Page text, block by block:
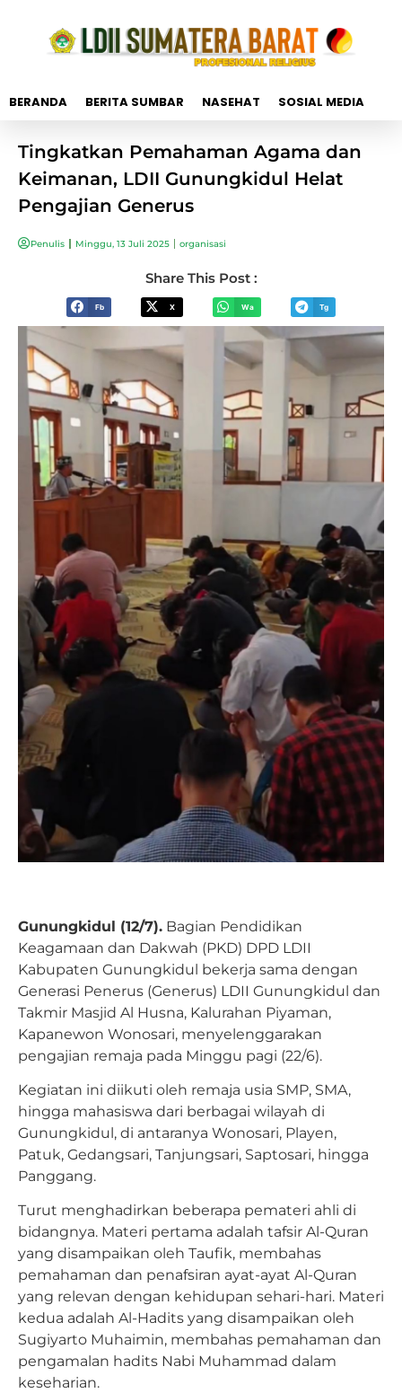
BERANDA BERITA SUMBAR NASEHAT SOSIAL MEDIA
Tingkatkan Pemahaman Agama dan
Keimanan, LDII Gunungkidul Helat
Pengajian Generus
Penulis Minggu, 13 Juli 2025 organisasi
Share This Post :
Fb X Wa Tg
Gunungkidul (12/7). Bagian Pendidikan
Keagamaan dan Dakwah (PKD) DPD LDII
Kabupaten Gunungkidul bekerja sama dengan
Generasi Penerus (Generus) LDII Gunungkidul dan
Takmir Masjid Al Husna, Kalurahan Piyaman,
Kapanewon Wonosari, menyelenggarakan
pengajian remaja pada Minggu pagi (22/6).
Kegiatan ini diikuti oleh remaja usia SMP, SMA,
hingga mahasiswa dari berbagai wilayah di
Gunungkidul, di antaranya Wonosari, Playen,
Patuk, Gedangsari, Tanjungsari, Saptosari, hingga
Panggang.
Turut menghadirkan beberapa pemateri ahli di
bidangnya. Materi pertama adalah tafsir Al-Quran
yang disampaikan oleh Taufik, membahas
pemahaman dan penafsiran ayat-ayat Al-Quran
yang relevan dengan kehidupan sehari-hari. Materi
kedua adalah Al-Hadits yang disampaikan oleh
Sugiyarto Muhaimin, membahas pemahaman dan
pengamalan hadits Nabi Muhammad dalam
keseharian.